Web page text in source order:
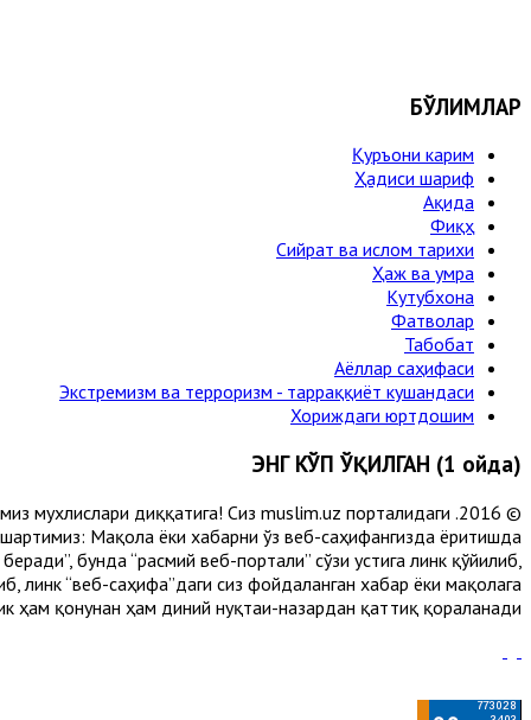
БЎЛИМЛАР
Қуръони карим
Ҳадиси шариф
Ақида
Фиқҳ
Сийрат ва ислом тарихи
Ҳаж ва умра
Кутубхона
Фатволар
Табобат
Аёллар саҳифаси
Экстремизм ва терроризм - тарраққиёт кушандаси
Хориждаги юртдошим
ЭНГ КЎП ЎҚИЛГАН (1 ойда)
мухлислари диққатига! Сиз muslim.uz порталидаги
Мақола ёки хабарни ўз веб-саҳифангизда ёритишда
бунда “расмий веб-портали” сўзи устига линк қўйилиб,
линк “веб-саҳифа”даги сиз фойдаланган хабар ёки мақолага
ҳам қонунан ҳам диний нуқтаи-назардан қаттиқ қораланади.